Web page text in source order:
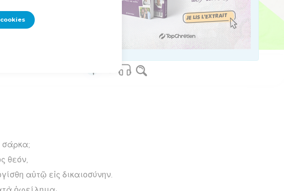
ἱστάνομεν.
Literature and Logos Bible Software - sblgnt.com
σάρκα;
θεόν,
αὐτῷ εἰς δικαιοσύνην.